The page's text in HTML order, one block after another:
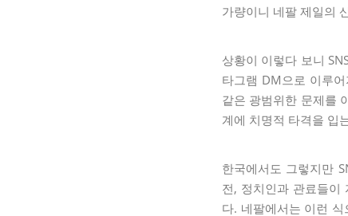
가량이니 네팔 제일의
상황이 이렇다 보니
타그램 DM으로 이루
같은 광범위한 문제를
계에 치명적 타격을 입
한국에서도 그렇지만
전, 정치인과 관료들이
다. 네팔에서는 이런